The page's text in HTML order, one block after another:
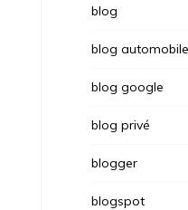
blog
blog automobile
blog google
blog privé
blogger
blogspot